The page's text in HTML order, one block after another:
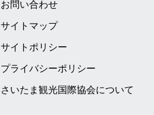
お問い合わせ
サイトマップ
サイトポリシー
プライバシーポリシー
さいたま観光国際協会について